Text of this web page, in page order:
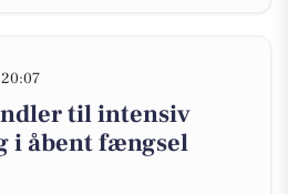
til intensiv
i åbent fængsel